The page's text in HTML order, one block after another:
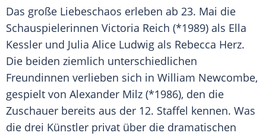
Das große Liebeschaos erleben ab 23. Mai die
Schauspielerinnen Victoria Reich (*1989) als Ella
Kessler und Julia Alice Ludwig als Rebecca Herz.
Die beiden ziemlich unterschiedlichen
Freundinnen verlieben sich in William Newcombe,
gespielt von Alexander Milz (*1986), den die
Zuschauer bereits aus der 12. Staffel kennen. Was
die drei Künstler privat über die dramatischen